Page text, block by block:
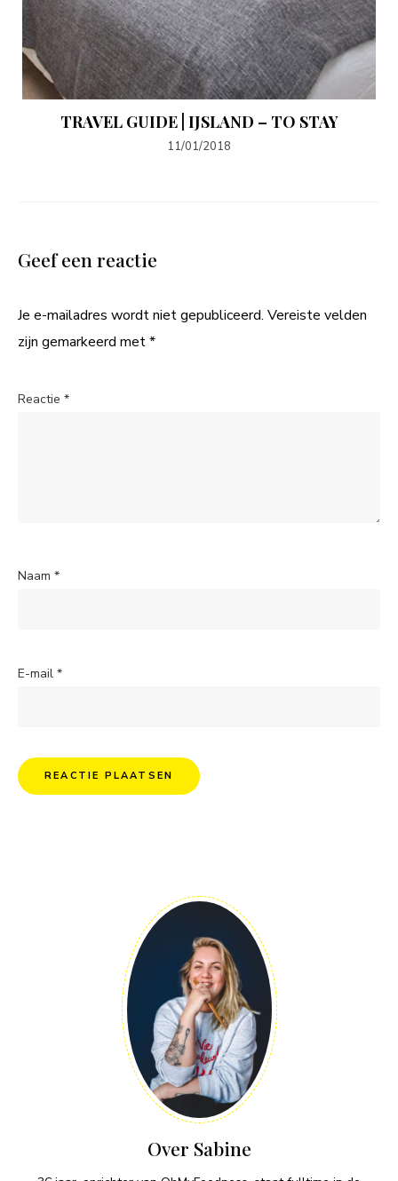
TRAVEL GUIDE | IJSLAND – TO STAY
11/01/2018
Geef een reactie
Je e-mailadres wordt niet gepubliceerd. Vereiste velden
zijn gemarkeerd met*
Reactie *
Naam *
E-mail *
Over Sabine